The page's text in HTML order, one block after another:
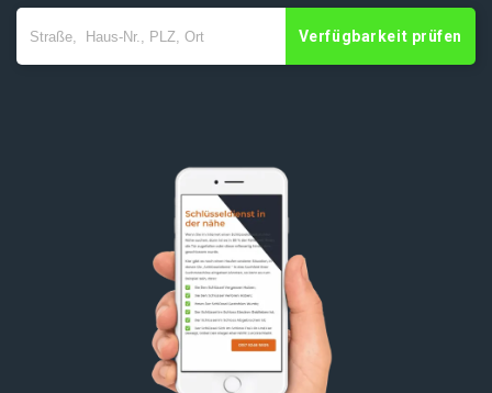
Verfügbarkeit prüfen